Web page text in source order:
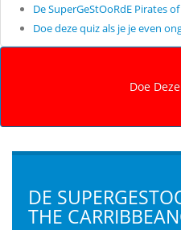
De SuperGeStOoRdE Pirates
Doe deze quiz als je je even
DE
THE